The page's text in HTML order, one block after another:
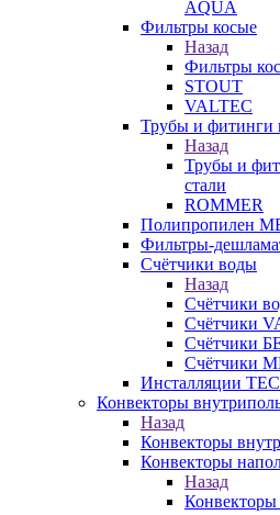
AQUA
Фильтры косые
Назад
Фильтры
STOUT
VALTEC
Трубы и фитинги
Назад
Трубы и
стали
ROMMER
Полипропилен
Фильтры-
Счётчики воды
Назад
Счётчики
Счётчики
Счётчики
Счётчики
Инсталляции
Конвекторы
Назад
Конвекторы
Конвекторы
Назад